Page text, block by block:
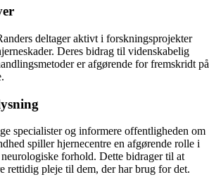
deltager aktivt i forskningsprojekter
Deres bidrag til videnskabelig
er afgørende for fremskridt på
specialister og informere offentligheden om
spiller hjernecentre en afgørende rolle i
forhold. Dette bidrager til at
rettidig pleje til dem, der har brug for det.